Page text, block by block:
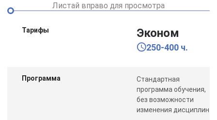
Листай вправо для просмотра
Тарифы Эконом
250-400 ч.
Программа
Стандартная
программа обучения,
без возможности
изменения дисциплин